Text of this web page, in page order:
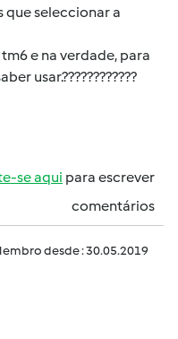
que seleccionar a
e na verdade, para
usar.????????????
se aqui para escrever
comentários
desde : 30.05.2019